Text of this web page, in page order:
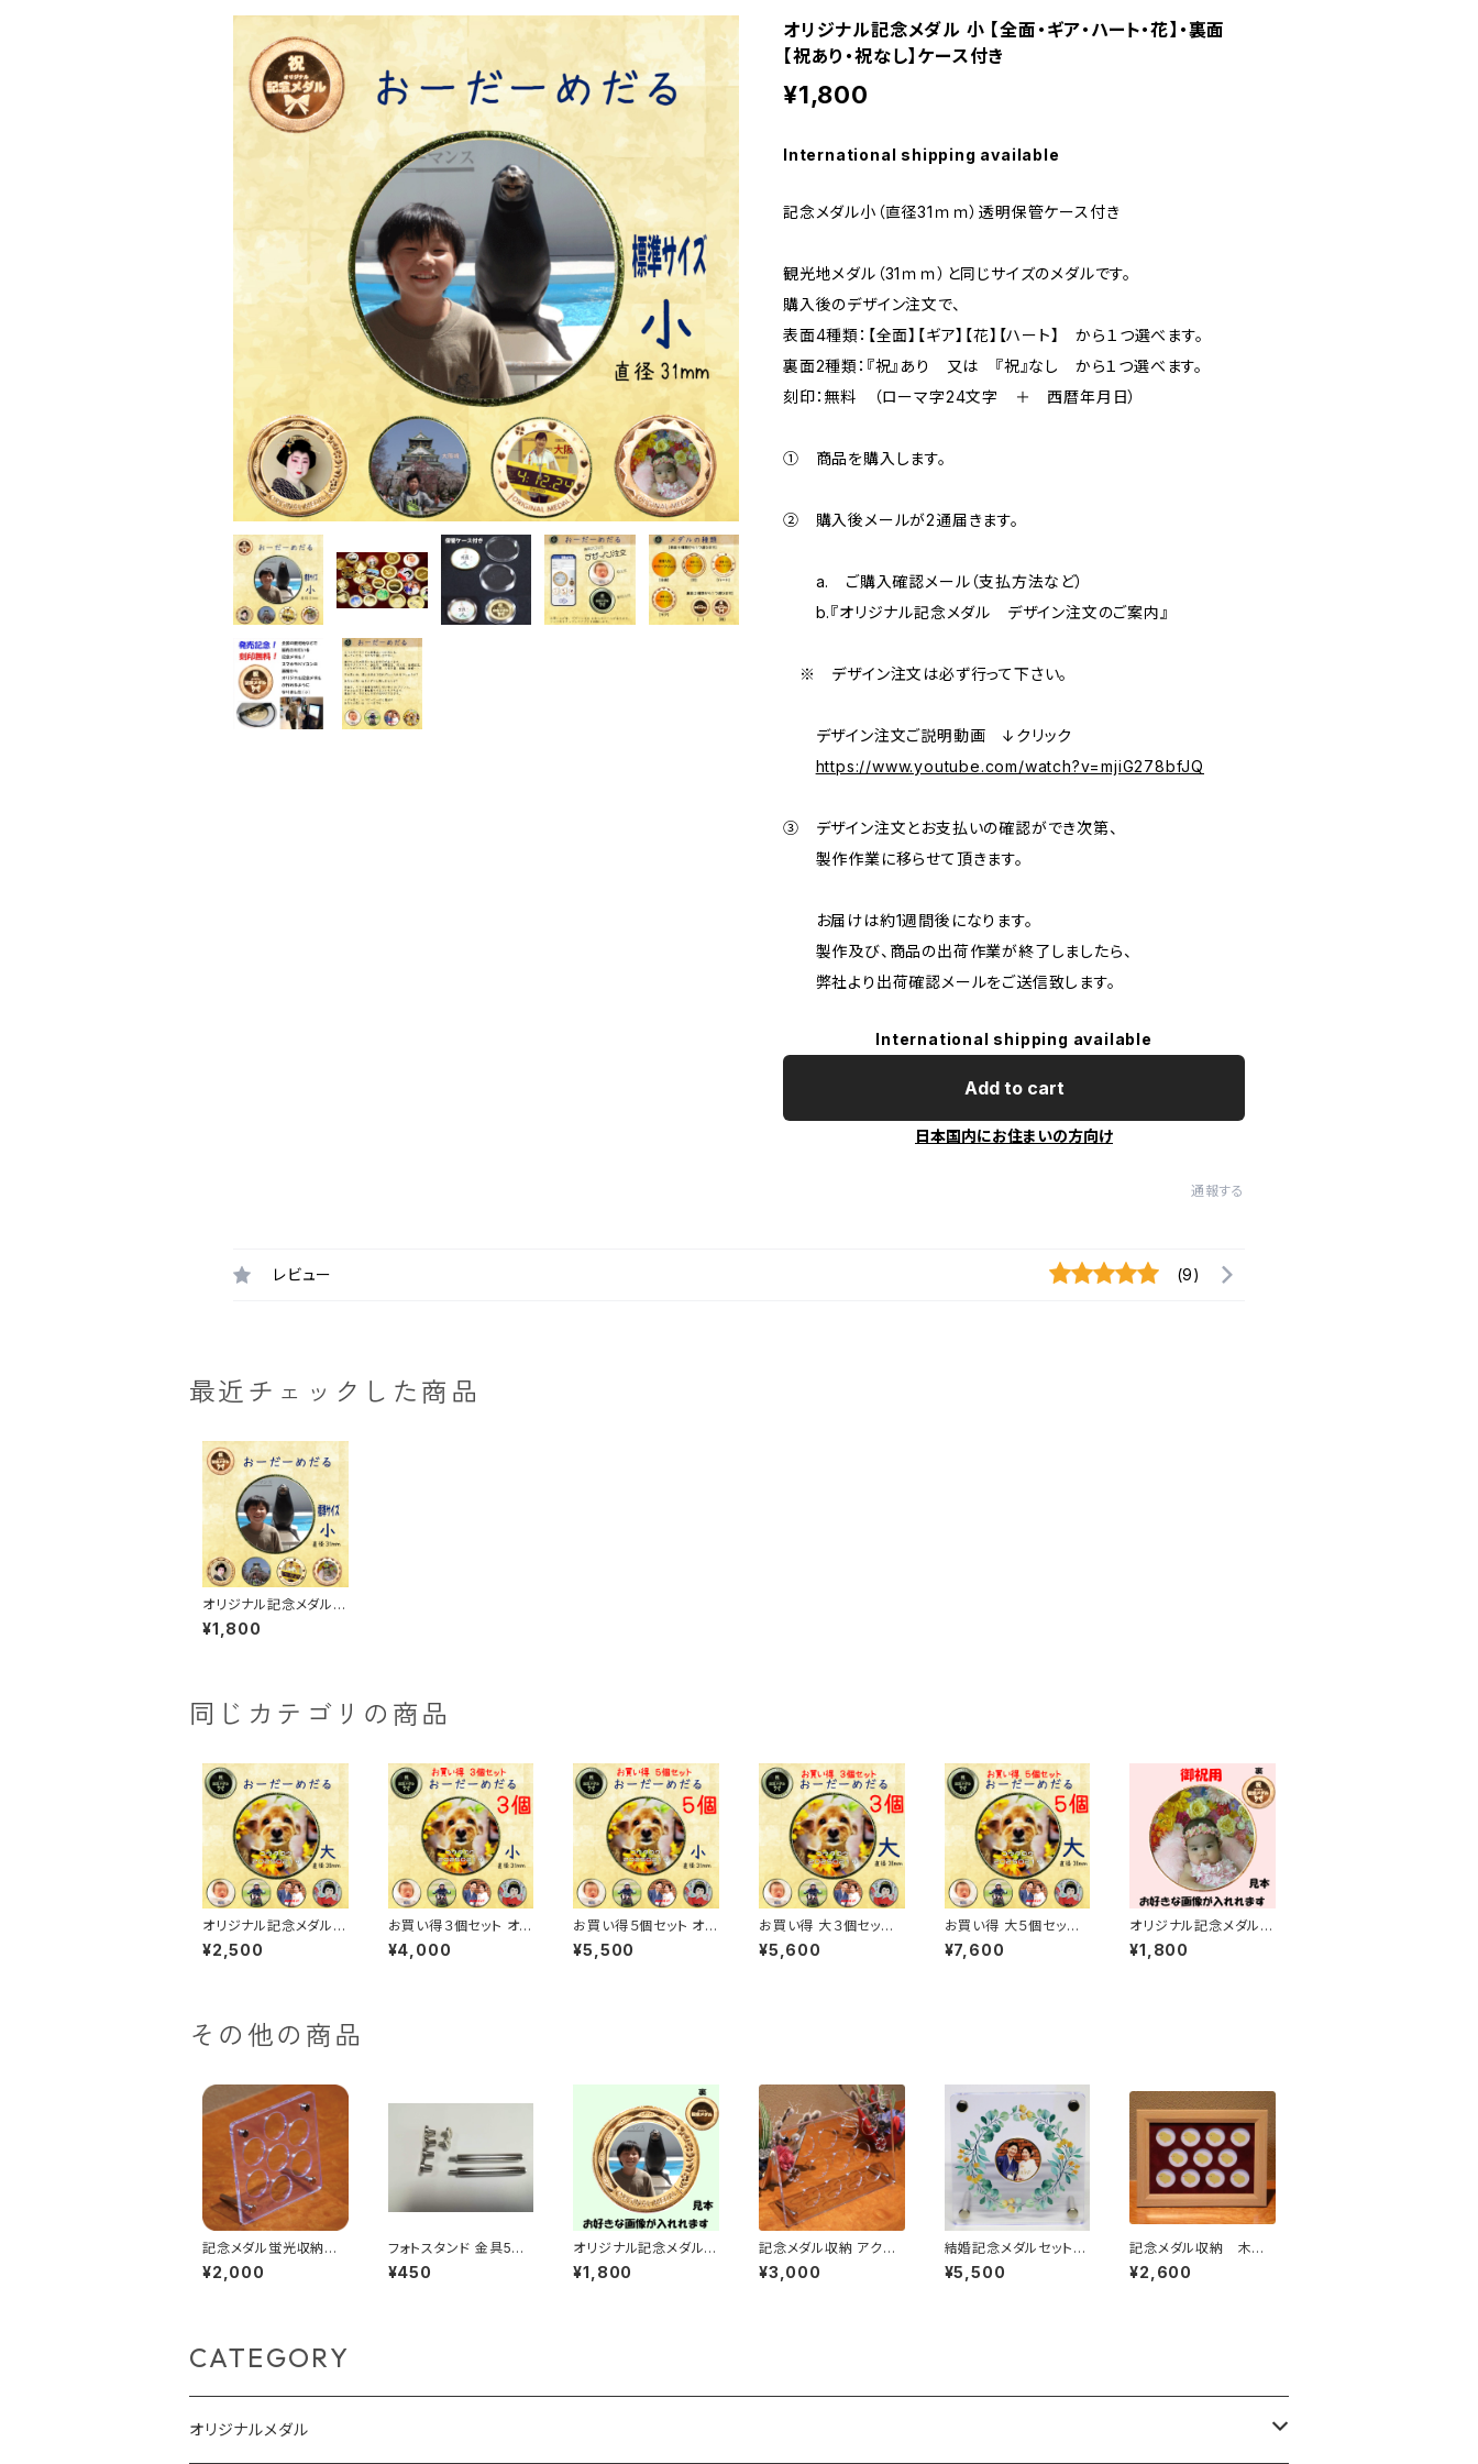
オリジナル記念メダル 小 【全面・ギア・ハート・花】・裏面
【祝あり・祝なし】ケース付き
¥1,800
International shipping available
記念メダル小（直径31ｍｍ）透明保管ケース付き
観光地メダル（31ｍｍ）と同じサイズのメダルです。
購入後のデザイン注文で、
表面4種類：【全面】【ギア】【花】【ハート】 から１つ選べます。
裏面2種類：『祝』あり 又は 『祝』なし から１つ選べます。
刻印：無料 （ローマ字24文字 ＋ 西暦年月日）
① 商品を購入します。
② 購入後メールが2通届きます。
a. ご購入確認メール（支払方法など）
b.『オリジナル記念メダル デザイン注文のご案内』
※ デザイン注文は必ず行って下さい。
デザイン注文ご説明動画 ↓クリック
https://www.youtube.com/watch?v=mjiG278bfJQ
③ デザイン注文とお支払いの確認ができ次第、
製作作業に移らせて頂きます。
お届けは約1週間後になります。
製作及び、商品の出荷作業が終了しましたら、
弊社より出荷確認メールをご送信致します。
International shipping available
Add to cart
日本国内にお住まいの方向け
通報する
レビュー (9)
最近チェックした商品
オリジナル記念メダル
小 【全面・ギア・ハート・
花】・裏面【祝あり・祝な
¥1,800
同じカテゴリの商品
オリジナル記念メダル
大【全面】・裏面【祝あ
り・祝なし】ケース付き
¥2,500
お買い得３個セット オリ
ジナル記念メダル 小
【全面・ギア・ハート・
¥4,000
お買い得５個セット オリ
ジナル記念メダル 小
【全面・ギア・ハート・
¥5,500
お買い得 大３個セッ
ト オリジナル記念メダ
ル 大【全面】・裏面【祝あ
¥5,600
お買い得 大５個セッ
ト オリジナル記念メダ
ル 大【全面】・裏面【祝あ
¥7,600
オリジナル記念メダル
【全面（祝）】
¥1,800
その他の商品
記念メダル蛍光収納ケ
ース（７穴）
¥2,000
フォトスタンド 金具50
mmセット
¥450
オリジナル記念メダル
【花】
¥1,800
記念メダル収納 アクリ
ルフレーム（１１穴）
¥3,000
結婚記念メダルセット
名入れ 刻印無料 結婚
式 結婚祝い 結婚周年
¥5,500
記念メダル収納 木製
フレーム（１１穴）
¥2,600
CATEGORY
オリジナルメダル